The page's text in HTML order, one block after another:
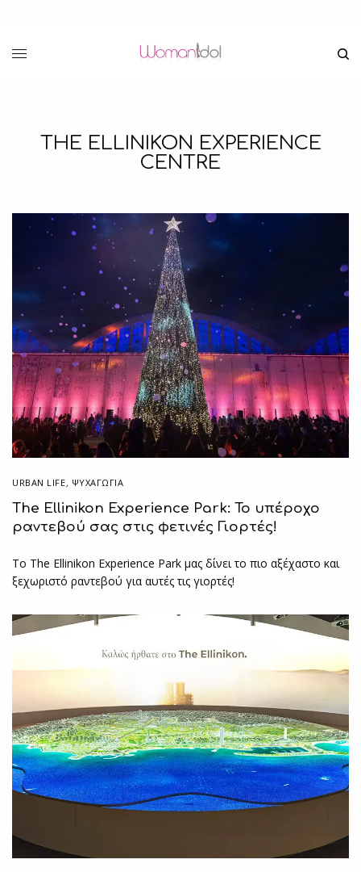
THE ELLINIKON EXPERIENCE
CENTRE
URBAN LIFE, ΨΥΧΑΓΩΓΙΑ
The Ellinikon Experience Park: Το υπέροχο
ραντεβού σας στις φετινές Γιορτές!
Το The Ellinikon Experience Park μας δίνει το πιο αξέχαστο και
ξεχωριστό ραντεβού για αυτές τις γιορτές!